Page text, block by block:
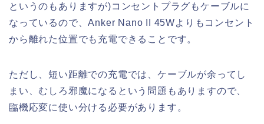
というのもありますが)コンセントプラグもケーブルに
なっているので、Anker Nano II 45Wよりもコンセント
から離れた位置でも充電できることです。
ただし、短い距離での充電では、ケーブルが余ってし
まい、むしろ邪魔になるという問題もありますので、
臨機応変に使い分ける必要があります。